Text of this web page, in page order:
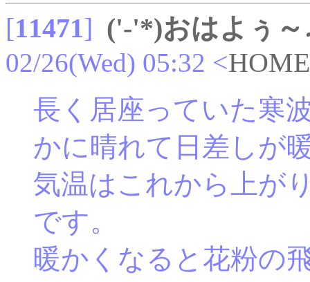
[11471] ('-'*)おはよぅ～
02/26(Wed) 05:32 <HOME
長く居座っていた寒
かに晴れて日差しが
気温はこれから上が
です。
暖かくなると花粉の